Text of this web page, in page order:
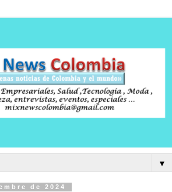
▼
de 2024